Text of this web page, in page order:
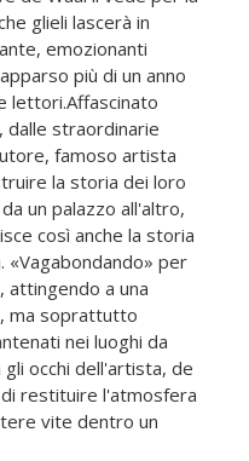
glieli lascerà in
emozionanti
più di un anno
lettori.Affascinato
dalle straordinarie
famoso artista
la storia dei loro
un palazzo all'altro,
così anche la storia
«Vagabondando» per
attingendo a una
ma soprattutto
nei luoghi da
occhi dell'artista, de
di restituire l'atmosfera
vite dentro un